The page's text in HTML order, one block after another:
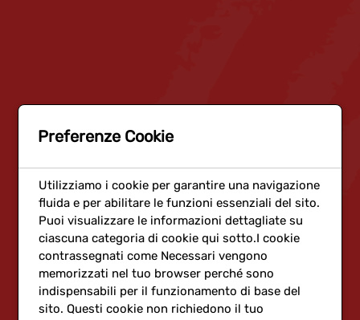
Preferenze Cookie
Utilizziamo i cookie per garantire una navigazione
fluida e per abilitare le funzioni essenziali del sito.
Puoi visualizzare le informazioni dettagliate su
ciascuna categoria di cookie qui sotto.I cookie
contrassegnati come Necessari vengono
memorizzati nel tuo browser perché sono
indispensabili per il funzionamento di base del
sito. Questi cookie non richiedono il tuo